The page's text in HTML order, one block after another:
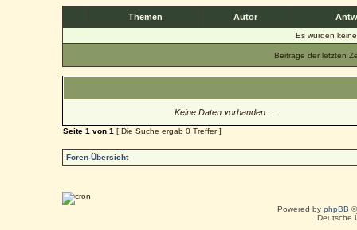
Themen Autor
Es wurden
Beiträge der letzten
Keine Daten vorhanden . . .
Seite1 von1 [ Die Suche ergab 0 Treffer ]
Foren-Übersicht
Powered by phpBB
Deutsche